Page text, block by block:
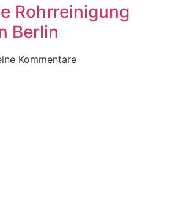
Rohrreinigung
Berlin
Kommentare